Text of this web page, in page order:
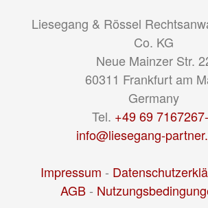
Liesegang & Rössel
Co. KG
Neue Mainzer Str.
60311 Frankfurt am
Germany
Tel. +49 69
info@liesegang-
Impressum -
AGB-